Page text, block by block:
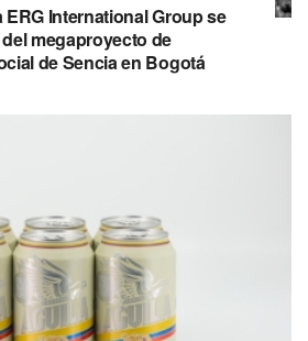
International Group se
megaproyecto de
de Sencia en Bogotá